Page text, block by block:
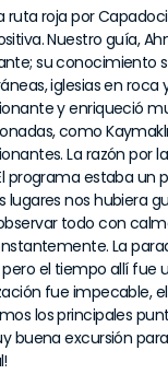
ruta roja por
Nuestro guía,
su conocimiento
iglesias en
y enriqueció
como
La razón por
programa estaba un
lugares nos hubiera
todo con
La
el tiempo allí fue
fue impecable,
los principales
buena excursión